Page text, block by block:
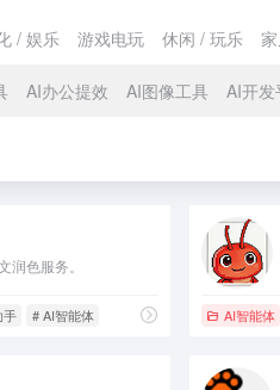
/ 娱乐 游戏电玩 休闲 / 玩乐
AI办公提效 AI图像工具 AI开发
色服务。
手 # AI智能体 AI智能体